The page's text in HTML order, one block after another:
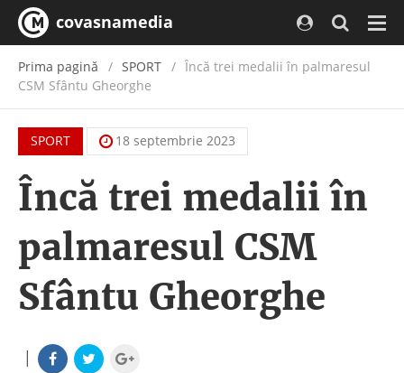
covasnamedia
Prima pagină SPORT
Încă trei medalii în palmaresul
CSM Sfântu Gheorghe
SPORT 18 septembrie 2023
Încă trei medalii în
palmaresul CSM
Sfântu Gheorghe
|